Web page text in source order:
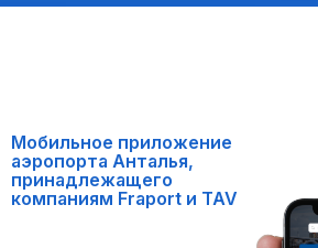
Мобильное приложение
аэропорта Анталья,
принадлежащего
компаниям Fraport и TAV